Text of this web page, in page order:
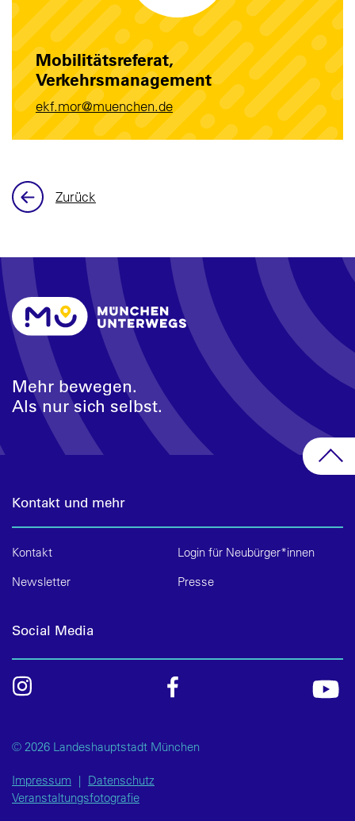
Mobilitätsreferat,
Verkehrsmanagement
ekf.mor@muenchen.de
Zurück
Mehr bewegen.
Als nur sich selbst.
Kontakt und mehr
Kontakt
Login für Neubürger*innen
Newsletter
Presse
Social Media
© 2026 Landeshauptstadt München
Impressum | Datenschutz
Veranstaltungsfotografie